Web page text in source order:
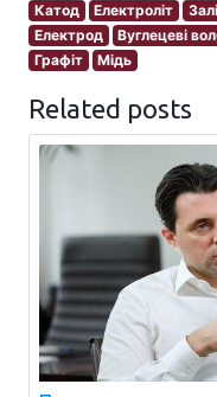
Катод
Електроліт
Електрод
Вуглецеві
Графіт
Мідь
Related posts